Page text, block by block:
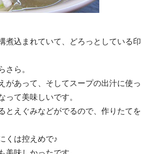
煮込まれていて、どろっとしている印
さら。
があって、そしてスープの出汁に使っ
って美味しいです。
とえぐみなどがでるので、作りたてを
くは控えめで♪